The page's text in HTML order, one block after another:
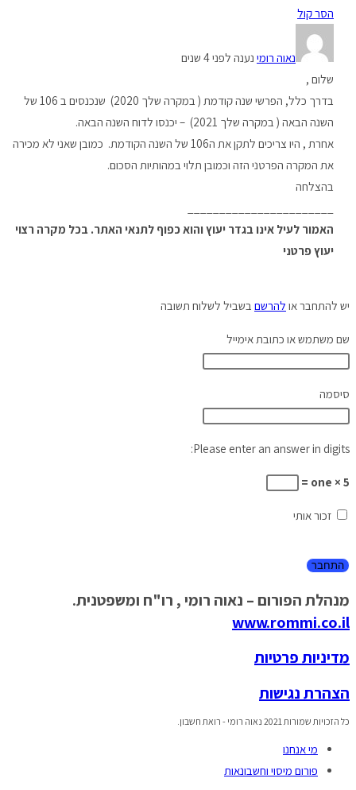
הסר קול
נאוה רומי נענה לפני 4 שנים
שלום ,
בדרך כלל, הפרשי שנה קודמת ( במקרה שלך 2020) שנכנסים ב 106 של
השנה הבאה ( במקרה שלך 2021) – יכנסו לדוח השנה הבאה.
אחרת , היו צריכים לתקן את ה106 של השנה הקודמת. כמובן שאני לא מכירה
את המקרה הפרטני הזה וכמובן תלוי במהותיות הסכום.
בהצלחה
האמור לעיל אינו בגדר יעוץ והוא כפוף לתנאי האתר. בכל מקרה רצוי
יעוץ פרטני
יש להתחבר או להרשם בשביל לשלוח תשובה
שם משתמש או כתובת אימייל
סיסמה
Please enter an answer in digits:
5 × one =
זכור אותי
מנהלת הפורום – נאוה רומי , רו"ח ומשפטנית.
www.rommi.co.il
מדיניות פרטיות
הצהרת נגישות
כל הזכויות שמורות 2021 נאוה רומי - רואת חשבון.
מי אנחנו
פורום מיסוי וחשבונאות